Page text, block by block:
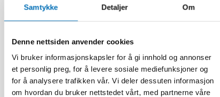
Samtykke Detaljer Om
Denne nettsiden anvender cookies
Vi bruker informasjonskapsler for å gi innhold og annonser
et personlig preg, for å levere sosiale mediefunksjoner og
for å analysere trafikken vår. Vi deler dessuten informasjon
om hvordan du bruker nettstedet vårt, med partnerne våre
FUNKSJONSHINDER
17 jun 2026
“Active citizenship is not a privilege; it is a
right”